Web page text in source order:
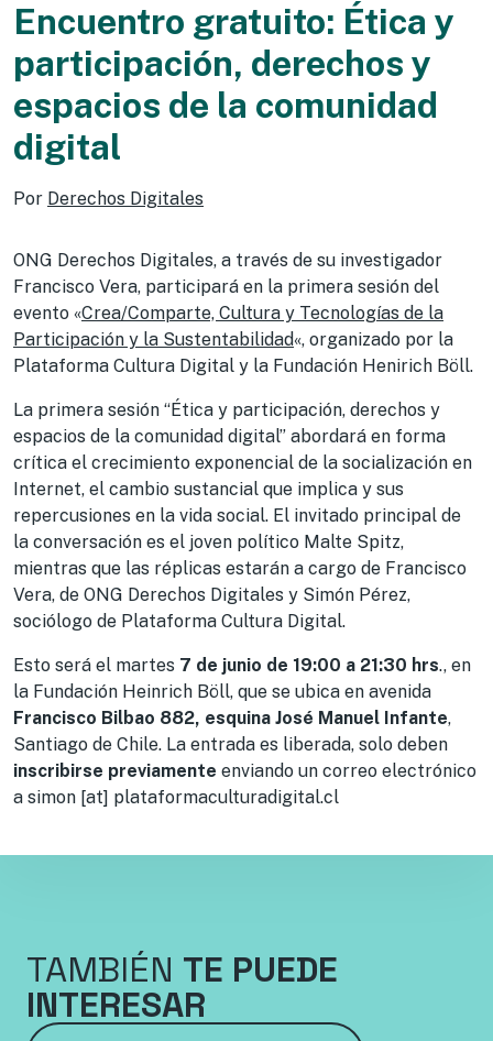
Encuentro gratuito: Ética y
participación, derechos y
espacios de la comunidad
digital
Por Derechos Digitales
ONG Derechos Digitales, a través de su investigador
Francisco Vera, participará en la primera sesión del
evento «Crea/Comparte, Cultura y Tecnologías de la
Participación y la Sustentabilidad«, organizado por la
Plataforma Cultura Digital y la Fundación Henirich Böll.
La primera sesión “Ética y participación, derechos y
espacios de la comunidad digital” abordará en forma
crítica el crecimiento exponencial de la socialización en
Internet, el cambio sustancial que implica y sus
repercusiones en la vida social. El invitado principal de
la conversación es el joven político Malte Spitz,
mientras que las réplicas estarán a cargo de Francisco
Vera, de ONG Derechos Digitales y Simón Pérez,
sociólogo de Plataforma Cultura Digital.
Esto será el martes 7 de junio de 19:00 a 21:30 hrs., en
la Fundación Heinrich Böll, que se ubica en avenida
Francisco Bilbao 882, esquina José Manuel Infante,
Santiago de Chile. La entrada es liberada, solo deben
inscribirse previamente enviando un correo electrónico
a simon [at] plataformaculturadigital.cl
TAMBIÉN TE PUEDE
INTERESAR